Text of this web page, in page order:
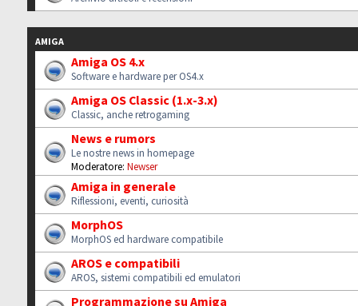
AMIGA
Amiga OS 4.x
Software e hardware per OS4.x
Amiga OS Classic (1.x-3.x)
Classic, anche retrogaming
News e rumors
Le nostre news in homepage
Moderatore: Newser
Amiga in generale
Riflessioni, eventi, curiosità
MorphOS
MorphOS ed hardware compatibile
AROS e compatibili
AROS, sistemi compatibili ed emulatori
Programmazione su Amiga